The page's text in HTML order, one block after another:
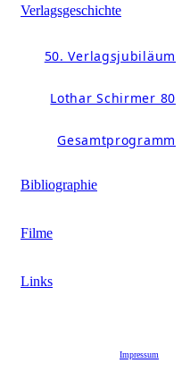
Verlagsgeschichte
50. Verlagsjubiläum
Lothar Schirmer 80
Gesamtprogramm
Bibliographie
Filme
Links
Impressum